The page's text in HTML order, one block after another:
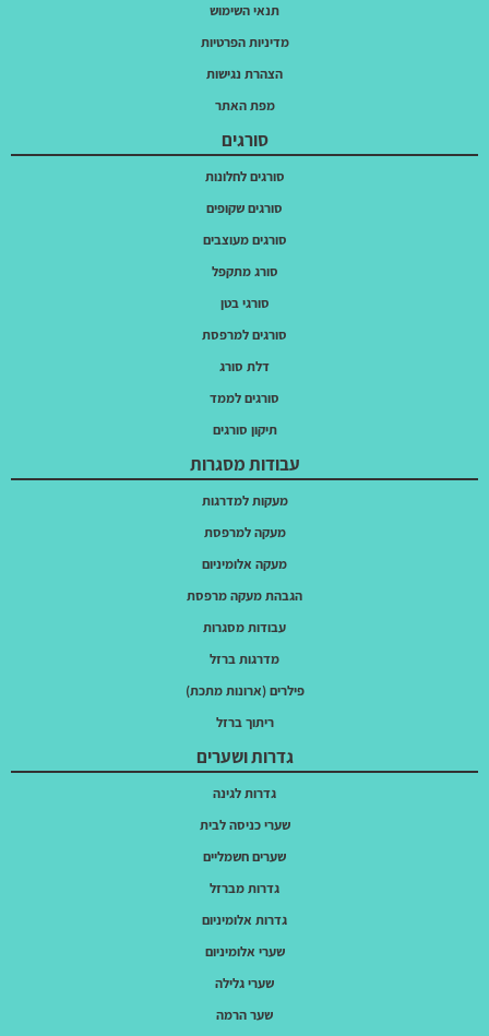
תנאי השימוש
מדיניות הפרטיות
הצהרת נגישות
מפת האתר
סורגים
סורגים לחלונות
סורגים שקופים
סורגים מעוצבים
סורג מתקפל
סורגי בטן
סורגים למרפסת
דלת סורג
סורגים לממד
תיקון סורגים
עבודות מסגרות
מעקות למדרגות
מעקה למרפסת
מעקה אלומיניום
הגבהת מעקה מרפסת
עבודות מסגרות
מדרגות ברזל
פילרים (ארונות מתכת)
ריתוך ברזל
גדרות ושערים
גדרות לגינה
שערי כניסה לבית
שערים חשמליים
גדרות מברזל
גדרות אלומיניום
שערי אלומיניום
שערי גלילה
שער הרמה